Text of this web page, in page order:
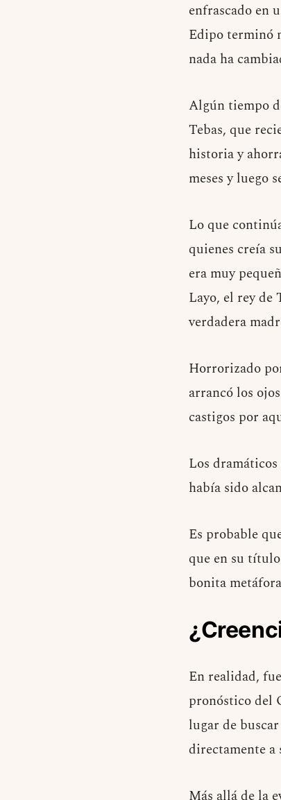
enfrascado en
Edipo terminó
nada ha
Algún tiempo
Tebas, que
historia y
meses y luego
Lo que
quienes creía
era muy
Layo, el rey de
verdadera
Horrorizado
arrancó los
castigos por
Los
había sido
Es probable
que en su
bonita
En realidad,
pronóstico del
lugar de
directamente